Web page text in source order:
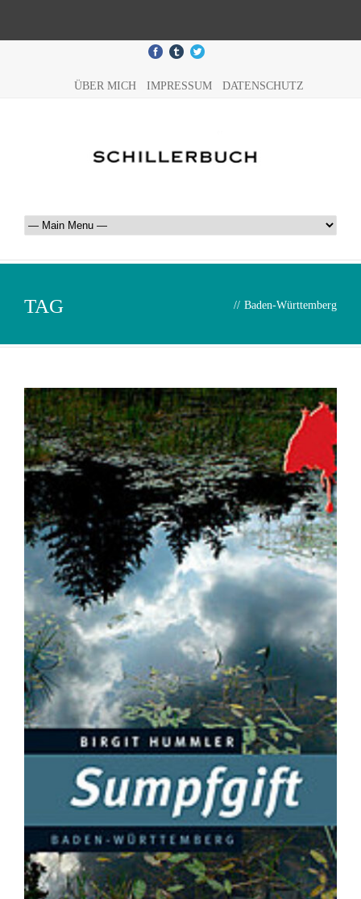
ÜBER MICH IMPRESSUM DATENSCHUTZ
TAG // Baden-Württemberg